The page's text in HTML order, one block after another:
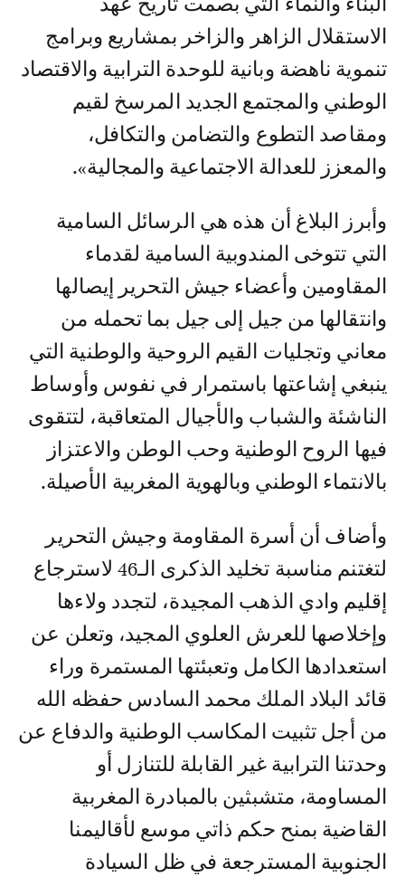
البناء والنماء التي بصمت تاريخ عهد
الاستقلال الزاهر والزاخر بمشاريع وبرامج
تنموية ناهضة وبانية للوحدة الترابية والاقتصاد
الوطني والمجتمع الجديد المرسخ لقيم
ومقاصد التطوع والتضامن والتكافل،
والمعزز للعدالة الاجتماعية والمجالية».
وأبرز البلاغ أن هذه هي الرسائل السامية
التي تتوخى المندوبية السامية لقدماء
المقاومين وأعضاء جيش التحرير إيصالها
وانتقالها من جيل إلى جيل بما تحمله من
معاني وتجليات القيم الروحية والوطنية التي
ينبغي إشاعتها باستمرار في نفوس وأوساط
الناشئة والشباب والأجيال المتعاقبة، لتتقوى
فيها الروح الوطنية وحب الوطن والاعتزاز
بالانتماء الوطني وبالهوية المغربية الأصيلة.
وأضاف أن أسرة المقاومة وجيش التحرير
لتغتنم مناسبة تخليد الذكرى الـ46 لاسترجاع
إقليم وادي الذهب المجيدة، لتجدد ولاءها
وإخلاصها للعرش العلوي المجيد، وتعلن عن
استعدادها الكامل وتعبئتها المستمرة وراء
قائد البلاد الملك محمد السادس حفظه الله
من أجل تثبيت المكاسب الوطنية والدفاع عن
وحدتنا الترابية غير القابلة للتنازل أو
المساومة، متشبثين بالمبادرة المغربية
القاضية بمنح حكم ذاتي موسع لأقاليمنا
الجنوبية المسترجعة في ظل السيادة